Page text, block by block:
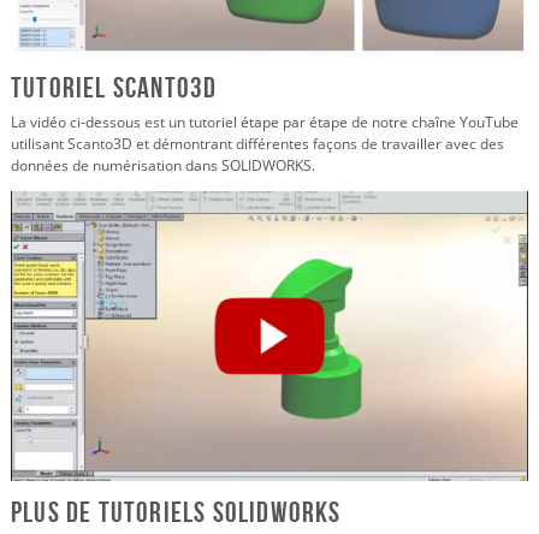
Tutoriel Scanto3D
La vidéo ci-dessous est un tutoriel étape par étape de notre chaîne YouTube
utilisant Scanto3D et démontrant différentes façons de travailler avec des
données de numérisation dans SOLIDWORKS.
Plus de tutoriels SOLIDWORKS